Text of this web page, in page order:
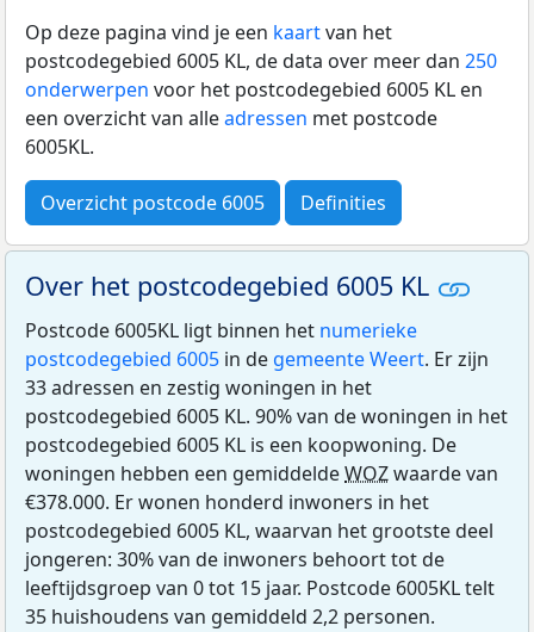
Op deze pagina vind je een kaartvan het
postcodegebied 6005 KL, de data over meer dan 250
onderwerpen voor het postcodegebied 6005 KL en
een overzicht van alleadressen met postcode
6005KL.
Overzicht postcode 6005 Definities
Over het postcodegebied 6005 KL
Postcode 6005KL ligt binnen het numerieke
postcodegebied 6005 in de gemeente Weert. Er zijn
33 adressen en zestig woningen in het
postcodegebied 6005 KL. 90% van de woningen in het
postcodegebied 6005 KL is een koopwoning. De
woningen hebben een gemiddeldeWOZwaarde van
€378.000. Er wonen honderd inwoners in het
postcodegebied 6005 KL, waarvan het grootste deel
jongeren: 30% van de inwoners behoort tot de
leeftijdsgroep van 0 tot 15 jaar. Postcode 6005KL telt
35 huishoudens van gemiddeld 2,2 personen.